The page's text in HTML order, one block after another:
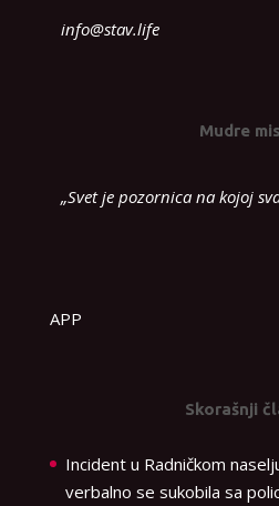
info@stav.life
Mudre
„Svet je pozornica na kojoj
APP
Skorašnji
Incident u Radničkom
verbalno se sukobila sa